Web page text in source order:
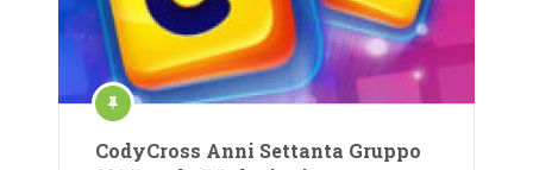
CodyCross Anni Settanta Gruppo